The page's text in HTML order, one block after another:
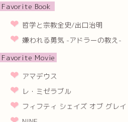
Favorite Book
哲学と宗教全史/出口治明
嫌われる勇気 -アドラーの教え-
Favorite Movie
アマデウス
レ・ミゼラブル
フィフティ シェイズ オブ グレイ